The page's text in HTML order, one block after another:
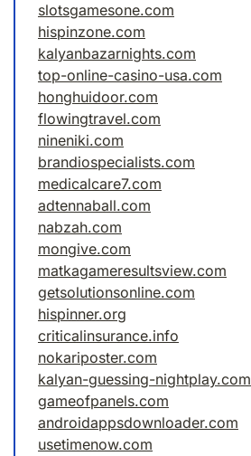
slotsgamesone.com
hispinzone.com
kalyanbazarnights.com
top-online-casino-usa.com
honghuidoor.com
flowingtravel.com
nineniki.com
brandiospecialists.com
medicalcare7.com
adtennaball.com
nabzah.com
mongive.com
matkagameresultsview.com
getsolutionsonline.com
hispinner.org
criticalinsurance.info
nokariposter.com
kalyan-guessing-nightplay.com
gameofpanels.com
androidappsdownloader.com
usetimenow.com